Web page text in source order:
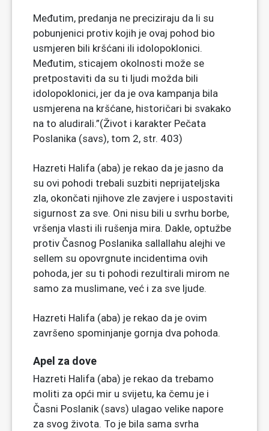
Međutim, predanja ne preciziraju da li su
pobunjenici protiv kojih je ovaj pohod bio
usmjeren bili kršćani ili idolopoklonici.
Međutim, sticajem okolnosti može se
pretpostaviti da su ti ljudi možda bili
idolopoklonici, jer da je ova kampanja bila
usmjerena na kršćane, historičari bi svakako
na to aludirali.”(Život i karakter Pečata
Poslanika (savs), tom 2, str. 403)
Hazreti Halifa (aba) je rekao da je jasno da
su ovi pohodi trebali suzbiti neprijateljska
zla, okončati njihove zle zavjere i uspostaviti
sigurnost za sve. Oni nisu bili u svrhu borbe,
vršenja vlasti ili rušenja mira. Dakle, optužbe
protiv Časnog Poslanika sallallahu alejhi ve
sellem su opovrgnute incidentima ovih
pohoda, jer su ti pohodi rezultirali mirom ne
samo za muslimane, već i za sve ljude.
Hazreti Halifa (aba) je rekao da je ovim
završeno spominjanje gornja dva pohoda.
Apel za dove
Hazreti Halifa (aba) je rekao da trebamo
moliti za opći mir u svijetu, ka čemu je i
Časni Poslanik (savs) ulagao velike napore
za svog života. To je bila sama svrha